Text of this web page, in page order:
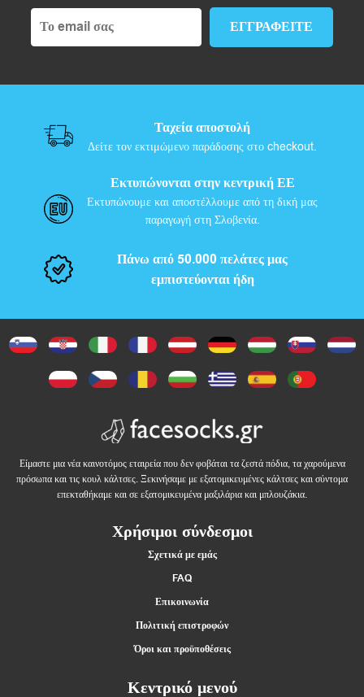
Ταχεία αποστολή
Δείτε τον εκτιμώμενο παράδοσης στο checkout.
Εκτυπώνονται στην κεντρική ΕΕ
Εκτυπώνουμε και αποστέλλουμε από τη δική μας
παραγωγή στη Σλοβενία.
Πάνω από 50.000 πελάτες μας
εμπιστεύονται ήδη
Είμαστε μια νέα καινοτόμος εταιρεία που δεν φοβάται τα ζεστά πόδια, τα χαρούμενα
πρόσωπα και τις κουλ κάλτσες. Ξεκινήσαμε με εξατομικευμένες κάλτσες και σύντομα
επεκταθήκαμε και σε εξατομικευμένα μαξιλάρια και μπλουζάκια.
Χρήσιμοι σύνδεσμοι
Σχετικά με εμάς
FAQ
Επικοινωνία
Πολιτική επιστροφών
Όροι και προϋποθέσεις
Κεντρικό μενού